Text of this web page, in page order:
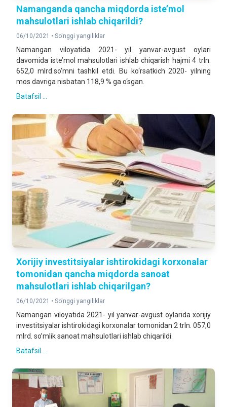
Namanganda qancha miqdorda iste’mol
mahsulotlari ishlab chiqarildi?
06/10/2021 • So'nggi yangiliklar
Namangan viloyatida 2021- yil yanvar-avgust oylari
davomida iste’mol mahsulotlari ishlab chiqarish hajmi 4 trln.
652,0 mlrd.so‘mni tashkil etdi. Bu ko‘rsatkich 2020- yilning
mos davriga nisbatan 118,9 % ga o‘sgan.
Batafsil ...
Xorijiy investitsiyalar ishtirokidagi korxonalar
tomonidan qancha miqdorda sanoat
mahsulotlari ishlab chiqarilgan?
06/10/2021 • So'nggi yangiliklar
Namangan viloyatida 2021- yil yanvar-avgust oylarida xorijiy
investitsiyalar ishtirokidagi korxonalar tomonidan 2 trln. 057,0
mlrd. soʼmlik sanoat mahsulotlari ishlab chiqarildi.
Batafsil ...